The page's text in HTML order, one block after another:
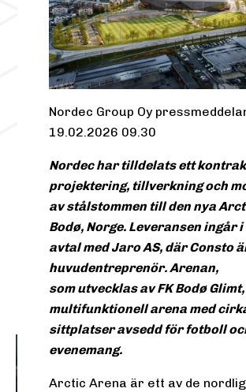
Nordec Group Oy
19.02.2026 09.30
Nordec har tilldelats ett
projektering, tillverkning och
av stålstommen till den nya
Bodø, Norge. Leveransen ingår
avtal med Jaro AS, där Consto
huvudentreprenör. Arenan,
som utvecklas av FK Bodø
multifunktionell arena med
sittplatser avsedd för fotboll
evenemang.
Arctic Arena är ett av de